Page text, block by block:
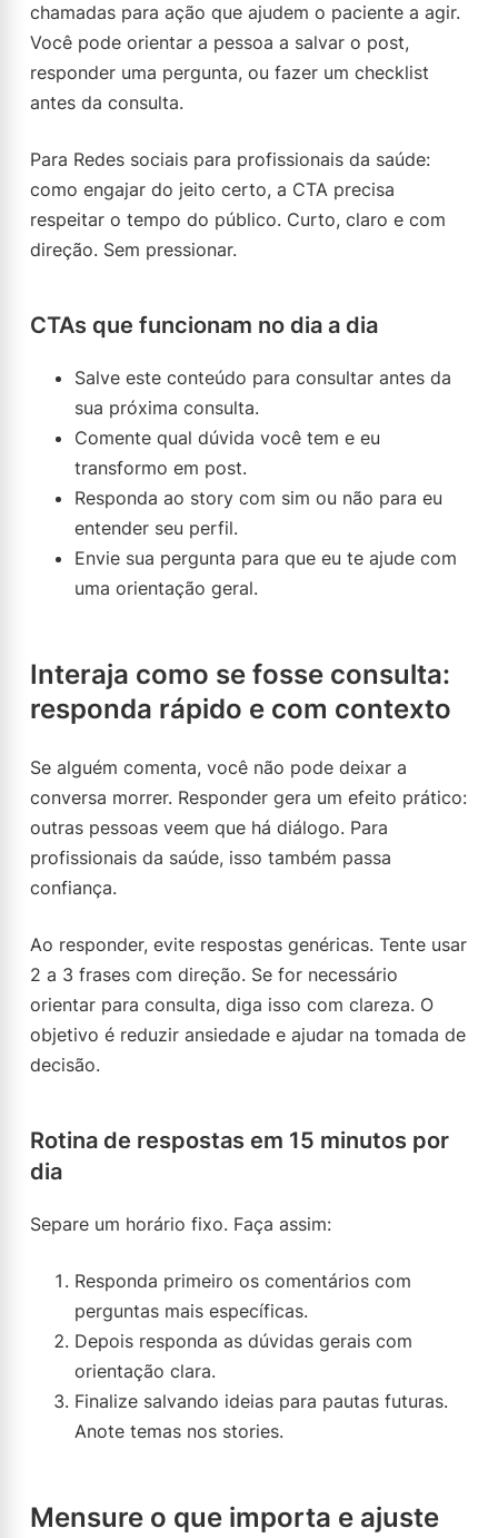
chamadas para ação que ajudem o paciente a agir.
Você pode orientar a pessoa a salvar o post,
responder uma pergunta, ou fazer um checklist
antes da consulta.
Para Redes sociais para profissionais da saúde:
como engajar do jeito certo, a CTA precisa
respeitar o tempo do público. Curto, claro e com
direção. Sem pressionar.
CTAs que funcionam no dia a dia
Salve este conteúdo para consultar antes da
sua próxima consulta.
Comente qual dúvida você tem e eu
transformo em post.
Responda ao story com sim ou não para eu
entender seu perfil.
Envie sua pergunta para que eu te ajude com
uma orientação geral.
Interaja como se fosse consulta:
responda rápido e com contexto
Se alguém comenta, você não pode deixar a
conversa morrer. Responder gera um efeito prático:
outras pessoas veem que há diálogo. Para
profissionais da saúde, isso também passa
confiança.
Ao responder, evite respostas genéricas. Tente usar
2 a 3 frases com direção. Se for necessário
orientar para consulta, diga isso com clareza. O
objetivo é reduzir ansiedade e ajudar na tomada de
decisão.
Rotina de respostas em 15 minutos por
dia
Separe um horário fixo. Faça assim:
Responda primeiro os comentários com
perguntas mais específicas.
Depois responda as dúvidas gerais com
orientação clara.
Finalize salvando ideias para pautas futuras.
Anote temas nos stories.
Mensure o que importa e ajuste